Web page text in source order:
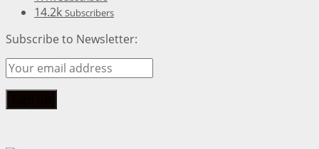
14.2k Subscribers
Subscribe to Newsletter: